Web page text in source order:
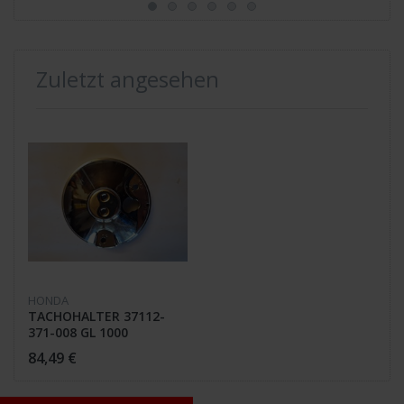
Zuletzt angesehen
HONDA
TACHOHALTER 37112-
371-008 GL 1000
84,49 €